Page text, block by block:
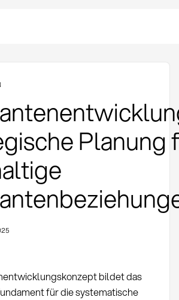
Planung
bildet das
für die systematische